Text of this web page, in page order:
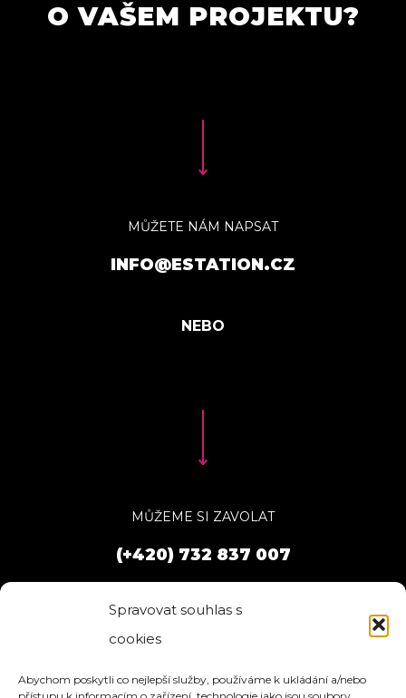
Spravovat souhlas s
cookies
Abychom poskytli co nejlepší služby, používáme k ukládání a/nebo
O VAŠEM PROJEKTU?
MŮŽETE NÁM NAPSAT
INFO@ESTATION.CZ
MŮŽEME SI ZAVOLAT
(+420) 732 837 007